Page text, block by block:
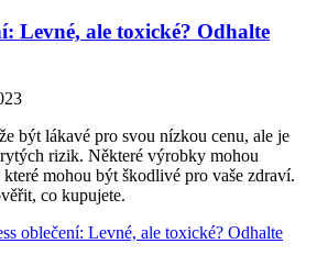
Levné, ale toxické? Odhalte
být lákavé pro svou nízkou cenu, ale je
rizik. Některé výrobky mohou
mohou být škodlivé pro vaše zdraví.
co kupujete.
oblečení: Levné, ale toxické? Odhalte